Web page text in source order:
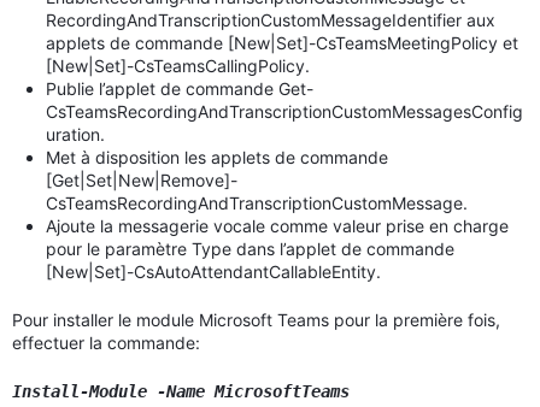
RecordingAndTranscriptionCustomMessageIdentifier aux
applets de commande [New|Set]-CsTeamsMeetingPolicy et
[New|Set]-CsTeamsCallingPolicy.
Publie l’applet de commande Get-
CsTeamsRecordingAndTranscriptionCustomMessagesConfig
uration.
Met à disposition les applets de commande
[Get|Set|New|Remove]-
CsTeamsRecordingAndTranscriptionCustomMessage.
Ajoute la messagerie vocale comme valeur prise en charge
pour le paramètre Type dans l’applet de commande
[New|Set]-CsAutoAttendantCallableEntity.
Pour installer le module Microsoft Teams pour la première fois,
effectuer la commande:
Install-Module -Name MicrosoftTeams